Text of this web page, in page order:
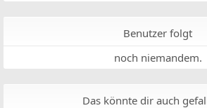
Benutzer folgt
noch niemandem.
Das könnte dir auch